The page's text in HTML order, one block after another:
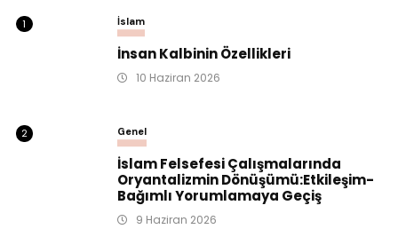
1 İslam
İnsan Kalbinin Özellikleri
10 Haziran 2026
2 Genel
İslam Felsefesi Çalışmalarında
Oryantalizmin Dönüşümü:Etkileşim-
Bağımlı Yorumlamaya Geçiş
9 Haziran 2026